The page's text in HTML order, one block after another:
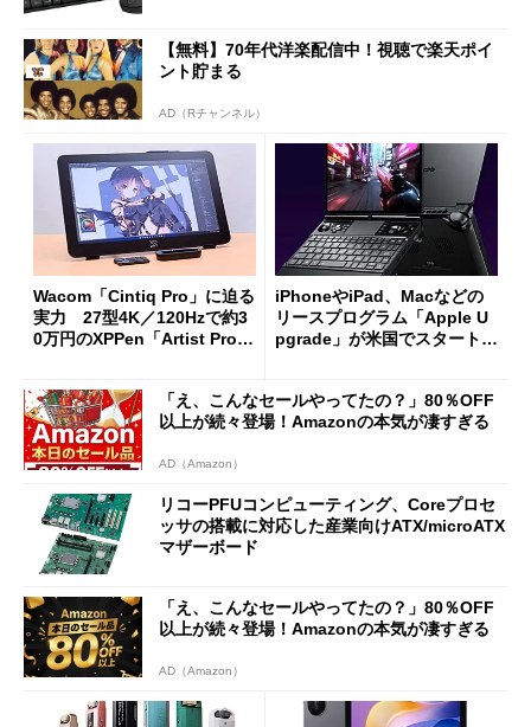
【無料】70年代洋楽配信中！視聴で楽天ポイ
ント貯まる
AD（Rチャンネル）
Wacom「Cintiq Pro」に迫る
実力 27型4K／120Hzで約3
0万円のXPPen「Artist Pro 2
iPhoneやiPad、Macなどの
リースプログラム「Apple U
pgrade」が米国でスタート／
ut」が明...
「え、こんなセールやってたの？」80％OFF
以上が続々登場！Amazonの本気が凄すぎる
AD（Amazon）
リコーPFUコンピューティング、Coreプロセ
ッサの搭載に対応した産業向けATX/microATX
マザーボード
「え、こんなセールやってたの？」80％OFF
以上が続々登場！Amazonの本気が凄すぎる
AD（Amazon）